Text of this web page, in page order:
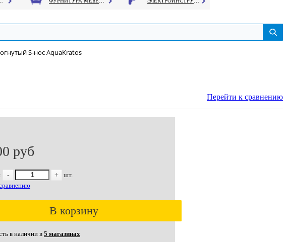
S-нос AquaKratos
Перейти к сравнению
руб
- +
шт.
В корзину
в наличии в 5 магазинах